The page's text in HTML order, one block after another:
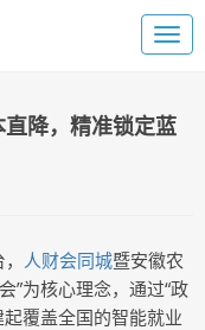
降，精准锁定蓝
人财会同城暨安徽农
”为核心理念，通过“政
覆盖全国的智能就业